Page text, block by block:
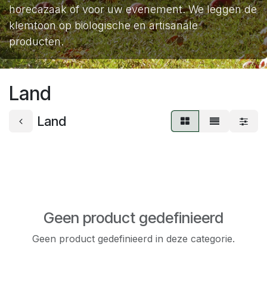
horecazaak of voor uw evenement. We leggen de
klemtoon op biologische en artisanale
producten.
Land
Land
Geen product gedefinieerd
Geen product gedefinieerd in deze categorie.